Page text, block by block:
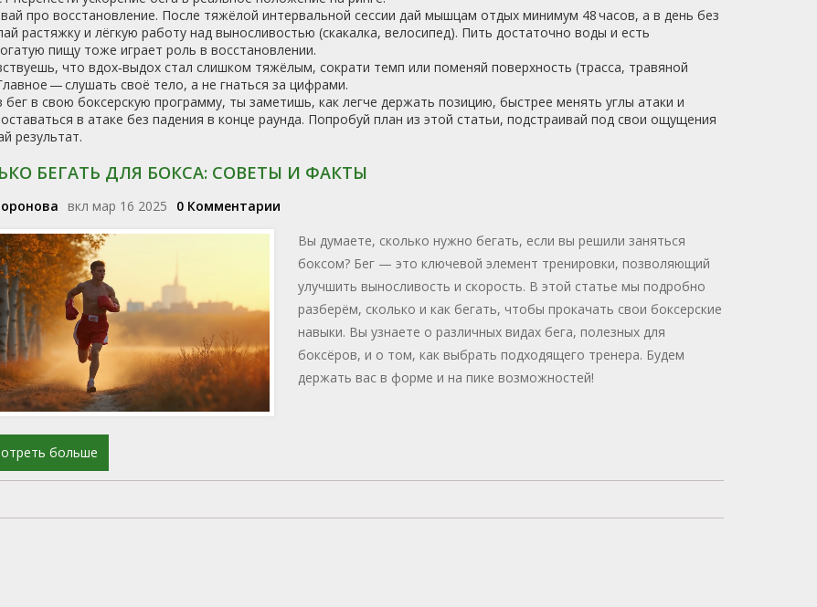
про восстановление. После тяжёлой интервальной сессии дай мышцам отдых минимум 48 часов, а в день без
растяжку и лёгкую работу над выносливостью (скакалка, велосипед). Пить достаточно воды и есть
пищу тоже играет роль в восстановлении.
что вдох‑выдох стал слишком тяжёлым, сократи темп или поменяй поверхность (трасса, травяной
— слушать своё тело, а не гнаться за цифрами.
бег в свою боксерскую программу, ты заметишь, как легче держать позицию, быстрее менять углы атаки и
в атаке без падения в конце раунда. Попробуй план из этой статьи, подстраивай под свои ощущения
результат.
БЕГАТЬ ДЛЯ БОКСА: СОВЕТЫ И ФАКТЫ
вкл мар 16 2025
0 Комментарии
Вы думаете, сколько нужно бегать, если вы решили заняться
боксом? Бег — это ключевой элемент тренировки, позволяющий
улучшить выносливость и скорость. В этой статье мы подробно
разберём, сколько и как бегать, чтобы прокачать свои боксерские
навыки. Вы узнаете о различных видах бега, полезных для
боксёров, и о том, как выбрать подходящего тренера. Будем
держать вас в форме и на пике возможностей!
больше